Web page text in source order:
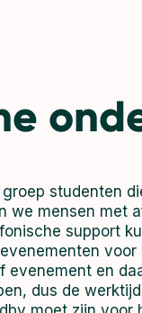
studenten
we mensen met
support
evenement en
dus de